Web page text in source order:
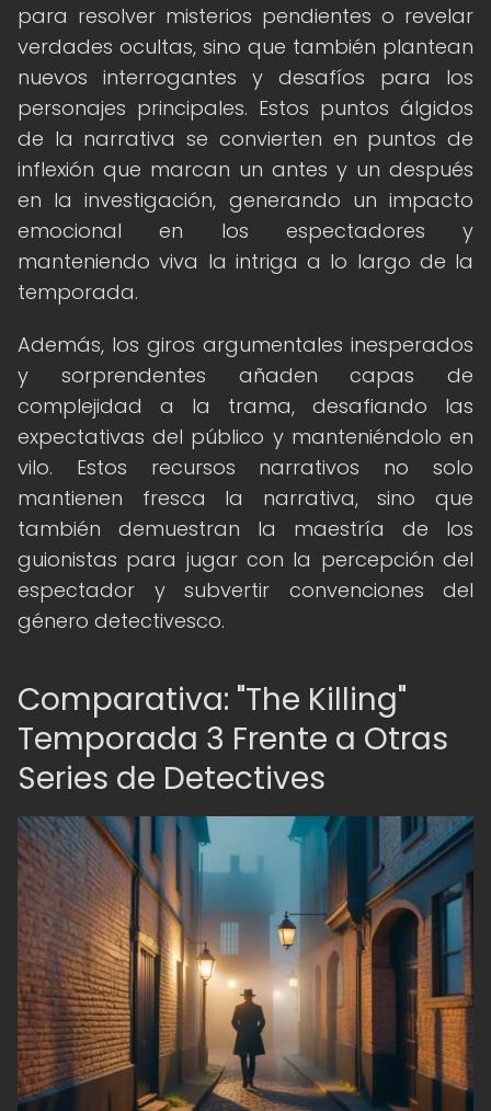
para resolver misterios pendientes o revelar
verdades ocultas, sino que también plantean
nuevos interrogantes y desafíos para los
personajes principales. Estos puntos álgidos
de la narrativa se convierten en puntos de
inflexión que marcan un antes y un después
en la investigación, generando un impacto
emocional en los espectadores y
manteniendo viva la intriga a lo largo de la
temporada.
Además, los giros argumentales inesperados
y sorprendentes añaden capas de
complejidad a la trama, desafiando las
expectativas del público y manteniéndolo en
vilo. Estos recursos narrativos no solo
mantienen fresca la narrativa, sino que
también demuestran la maestría de los
guionistas para jugar con la percepción del
espectador y subvertir convenciones del
género detectivesco.
Comparativa: "The Killing"
Temporada 3 Frente a Otras
Series de Detectives